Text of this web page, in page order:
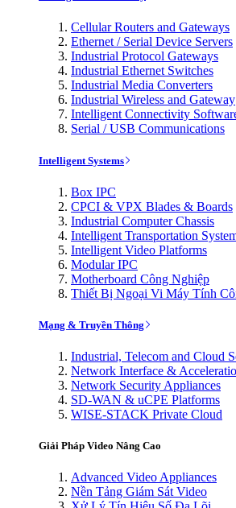
Cellular Routers and Gateways
Ethernet / Serial Device Servers
Industrial Protocol Gateways
Industrial Ethernet Switches
Industrial Media Converters
Industrial Wireless and Gateway
Intelligent Connectivity
Serial / USB Communications
Intelligent Systems
Box IPC
CPCI & VPX Blades & Boards
Industrial Computer Chassis
Intelligent Transportation
Intelligent Video Platforms
Modular IPC
Motherboard Công Nghiệp
Thiết Bị Ngoại Vi Máy Tính
Mạng & Truyền Thông
Industrial, Telecom and Cloud
Network Interface &
Network Security Appliances
SD-WAN & uCPE Platforms
WISE-STACK Private Cloud
Giải Pháp Video Nâng Cao
Advanced Video Appliances
Nền Tảng Giám Sát Video